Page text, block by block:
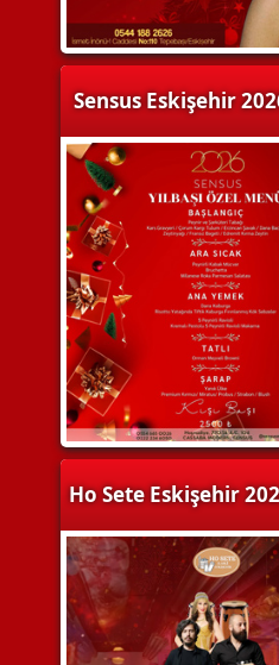
Sensus Eskişehir
Ho Sete Eskişehir